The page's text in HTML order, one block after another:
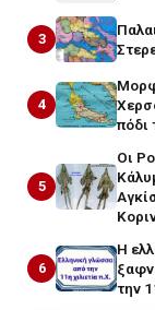
3
4
πόδι
5
Οι
6
Η
την